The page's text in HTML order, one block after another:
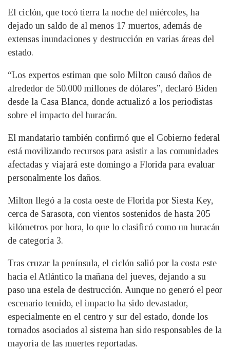
El ciclón, que tocó tierra la noche del miércoles, ha
dejado un saldo de al menos 17 muertos, además de
extensas inundaciones y destrucción en varias áreas del
estado.
“Los expertos estiman que solo Milton causó daños de
alrededor de 50.000 millones de dólares”, declaró Biden
desde la Casa Blanca, donde actualizó a los periodistas
sobre el impacto del huracán.
El mandatario también confirmó que el Gobierno federal
está movilizando recursos para asistir a las comunidades
afectadas y viajará este domingo a Florida para evaluar
personalmente los daños.
Milton llegó a la costa oeste de Florida por Siesta Key,
cerca de Sarasota, con vientos sostenidos de hasta 205
kilómetros por hora, lo que lo clasificó como un huracán
de categoría 3.
Tras cruzar la península, el ciclón salió por la costa este
hacia el Atlántico la mañana del jueves, dejando a su
paso una estela de destrucción. Aunque no generó el peor
escenario temido, el impacto ha sido devastador,
especialmente en el centro y sur del estado, donde los
tornados asociados al sistema han sido responsables de la
mayoría de las muertes reportadas.